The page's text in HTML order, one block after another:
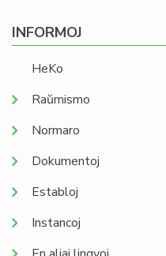
INFORMOJ
HeKo
Raŭmismo
Normaro
Dokumentoj
Establoj
Instancoj